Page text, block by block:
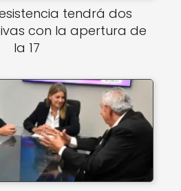
tendrá dos
con la apertura de
la 17